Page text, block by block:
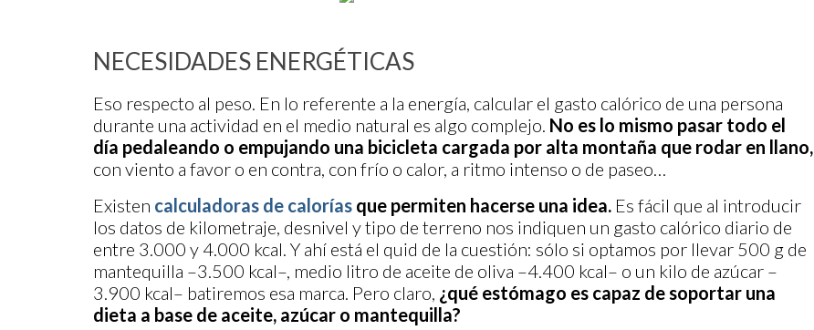
NECESIDADES ENERGÉTICAS
Eso respecto al peso. En lo referente a la energía, calcular el gasto calórico de una persona
durante una actividad en el medio natural es algo complejo. No es lo mismo pasar todo el
día pedaleando o empujando una bicicleta cargada por alta montaña que rodar en llano,
con viento a favor o en contra, con frío o calor, a ritmo intenso o de paseo…
Existen calculadoras de calorías que permiten hacerse una idea. Es fácil que al introducir
los datos de kilometraje, desnivel y tipo de terreno nos indiquen un gasto calórico diario de
entre 3.000 y 4.000 kcal. Y ahí está el quid de la cuestión: sólo si optamos por llevar 500 g de
mantequilla –3.500 kcal–, medio litro de aceite de oliva –4.400 kcal– o un kilo de azúcar –
3.900 kcal– batiremos esa marca. Pero claro, ¿qué estómago es capaz de soportar una
dieta a base de aceite, azúcar o mantequilla?